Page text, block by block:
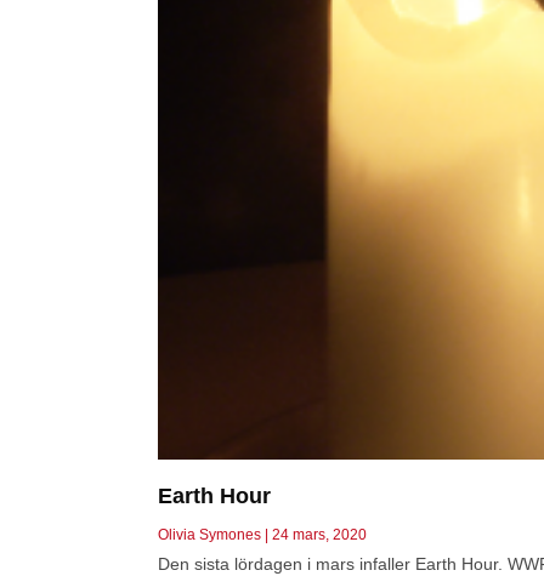
Earth Hour
Olivia Symones 24 mars, 2020
Den sista lördagen i mars infaller Earth Hour.